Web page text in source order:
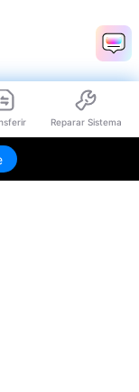
Reparar Sistema